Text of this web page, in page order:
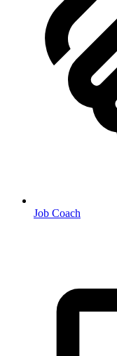
Job Coach